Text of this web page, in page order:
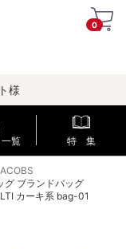
0
様
覧 特 集
グ ブランドバッグ
カーキ系 bag-01